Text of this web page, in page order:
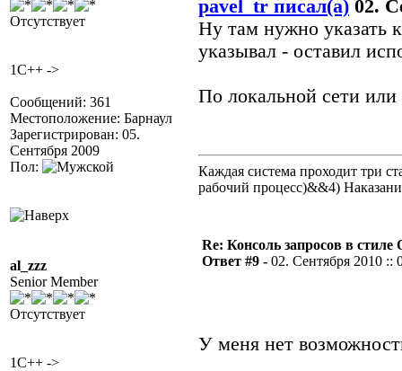
Отсутствует
1C++ ->
Сообщений: 361
Местоположение: Барнаул
Зарегистрирован: 05.
Сентября 2009
Пол:
pavel_tr писал(а) 02.
Ну там нужно указать
указывал - оставил
По локальной сети или
Каждая система проходит три
рабочий процесс)&&4)
al_zzz
Senior Member
Отсутствует
1C++ ->
Re: Консоль запросов в стиле
Ответ #9 - 02. Сентября 2010 ::
У меня нет